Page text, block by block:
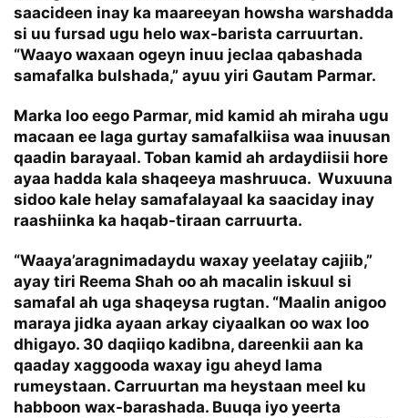
saacideen inay ka maareeyan howsha warshadda
si uu fursad ugu helo wax-barista carruurtan.
“Waayo waxaan ogeyn inuu jeclaa qabashada
samafalka bulshada,” ayuu yiri Gautam Parmar.
Marka loo eego Parmar, mid kamid ah miraha ugu
macaan ee laga gurtay samafalkiisa waa inuusan
qaadin barayaal. Toban kamid ah ardaydiisii hore
ayaa hadda kala shaqeeya mashruuca. Wuxuuna
sidoo kale helay samafalayaal ka saaciday inay
raashiinka ka haqab-tiraan carruurta.
“Waaya’aragnimadaydu waxay yeelatay cajiib,”
ayay tiri Reema Shah oo ah macalin iskuul si
samafal ah uga shaqeysa rugtan. “Maalin anigoo
maraya jidka ayaan arkay ciyaalkan oo wax loo
dhigayo. 30 daqiiqo kadibna, dareenkii aan ka
qaaday xaggooda waxay igu aheyd lama
rumeystaan. Carruurtan ma heystaan meel ku
habboon wax-barashada. Buuqa iyo yeerta